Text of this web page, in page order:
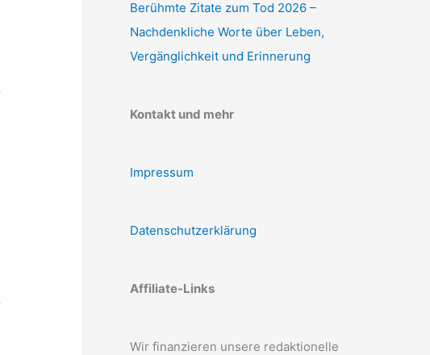
Berühmte Zitate zum Tod 2026 –
Nachdenkliche Worte über Leben,
Vergänglichkeit und Erinnerung
Kontakt und mehr
Impressum
Datenschutzerklärung
Affiliate-Links
Wir finanzieren unsere redaktionelle